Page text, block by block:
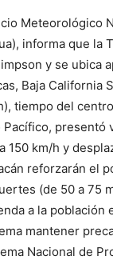
Meteorológico
informa que la
y se ubica
Baja California
tiempo del
Pacífico, presentó
150 km/h y
reforzarán el
(de 50 a 75
a la población
mantener
Nacional de